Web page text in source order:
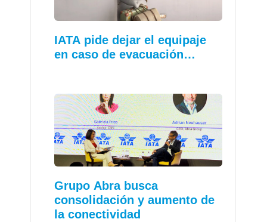
IATA pide dejar el equipaje
en caso de evacuación…
Grupo Abra busca
consolidación y aumento de
la conectividad